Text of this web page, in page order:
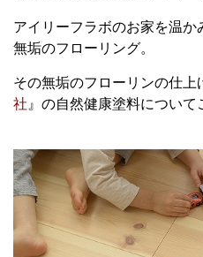
アイリーフラボのお家を温か
無垢のフローリング。
その無垢のフローリンの仕上
社 』の自然健康塗料について